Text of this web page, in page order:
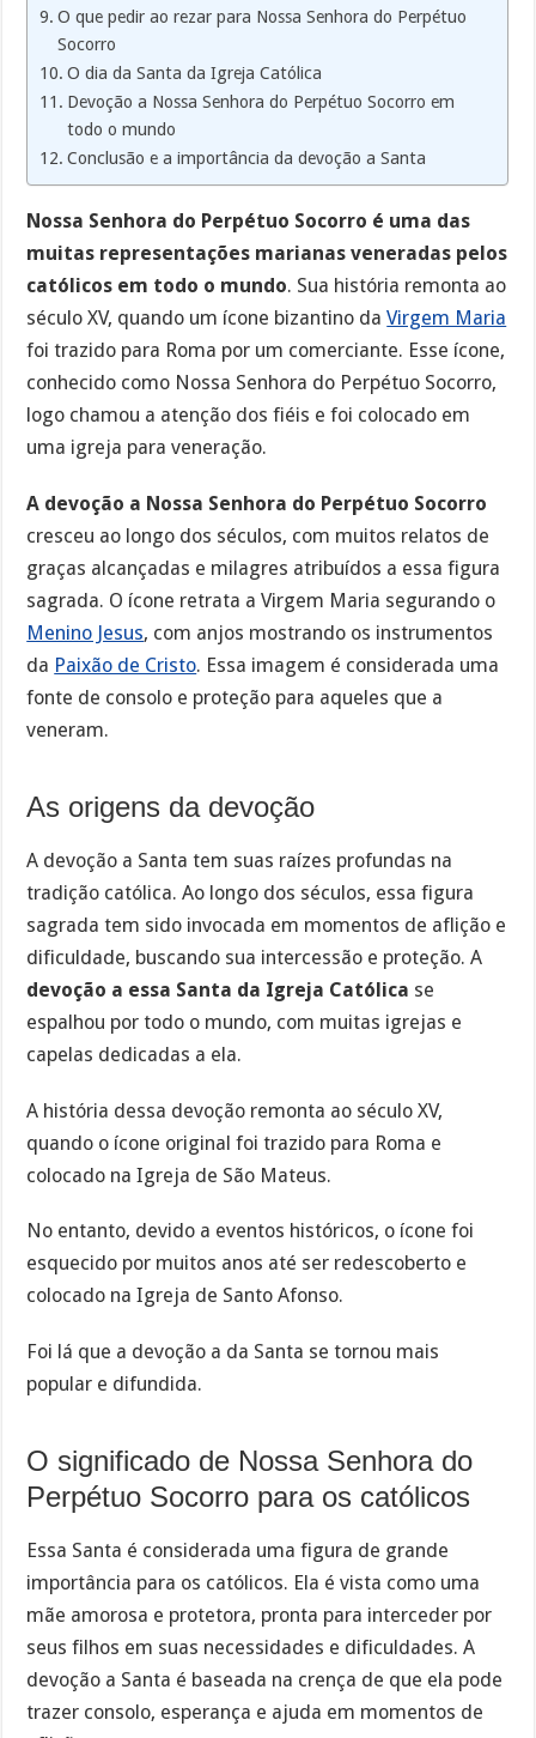
O que pedir ao rezar para Nossa Senhora do Perpétuo
Socorro
O dia da Santa da Igreja Católica
Devoção a Nossa Senhora do Perpétuo Socorro em
todo o mundo
Conclusão e a importância da devoção a Santa
Nossa Senhora do Perpétuo Socorro é uma das
muitas representações marianas veneradas pelos
católicos em todo o mundo. Sua história remonta ao
século XV, quando um ícone bizantino daVirgem Maria
foi trazido para Roma por um comerciante. Esse ícone,
conhecido como Nossa Senhora do Perpétuo Socorro,
logo chamou a atenção dos fiéis e foi colocado em
uma igreja para veneração.
A devoção a Nossa Senhora do Perpétuo Socorro
cresceu ao longo dos séculos, com muitos relatos de
graças alcançadas e milagres atribuídos a essa figura
sagrada. O ícone retrata a Virgem Maria segurando o
Menino Jesus, com anjos mostrando os instrumentos
da Paixão de Cristo. Essa imagem é considerada uma
fonte de consolo e proteção para aqueles que a
veneram.
As origens da devoção
A devoção a Santa tem suas raízes profundas na
tradição católica. Ao longo dos séculos, essa figura
sagrada tem sido invocada em momentos de aflição e
dificuldade, buscando sua intercessão e proteção. A
devoção a essa Santa da Igreja Católica se
espalhou por todo o mundo, com muitas igrejas e
capelas dedicadas a ela.
A história dessa devoção remonta ao século XV,
quando o ícone original foi trazido para Roma e
colocado na Igreja de São Mateus.
No entanto, devido a eventos históricos, o ícone foi
esquecido por muitos anos até ser redescoberto e
colocado na Igreja de Santo Afonso.
Foi lá que a devoção a da Santa se tornou mais
popular e difundida.
O significado de Nossa Senhora do
Perpétuo Socorro para os católicos
Essa Santa é considerada uma figura de grande
importância para os católicos. Ela é vista como uma
mãe amorosa e protetora, pronta para interceder por
seus filhos em suas necessidades e dificuldades. A
devoção a Santa é baseada na crença de que ela pode
trazer consolo, esperança e ajuda em momentos de